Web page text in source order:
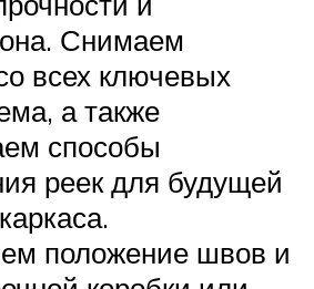
Снимаем
всех ключевых
а также
способы
реек для будущей
положение швов и